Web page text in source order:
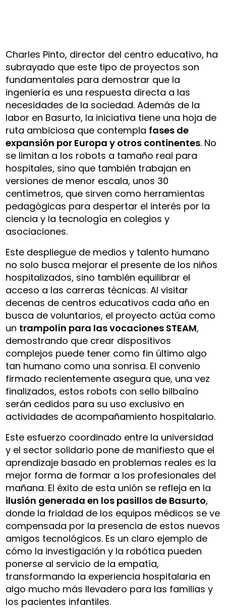
Charles Pinto, director del centro educativo, ha
subrayado que este tipo de proyectos son
fundamentales para demostrar que la
ingeniería es una respuesta directa a las
necesidades de la sociedad. Además de la
labor en Basurto, la iniciativa tiene una hoja de
ruta ambiciosa que contempla fases de
expansión por Europa y otros continentes. No
se limitan a los robots a tamaño real para
hospitales, sino que también trabajan en
versiones de menor escala, unos 30
centímetros, que sirven como herramientas
pedagógicas para despertar el interés por la
ciencia y la tecnología en colegios y
asociaciones.
Este despliegue de medios y talento humano
no solo busca mejorar el presente de los niños
hospitalizados, sino también equilibrar el
acceso a las carreras técnicas. Al visitar
decenas de centros educativos cada año en
busca de voluntarios, el proyecto actúa como
un trampolín para las vocaciones STEAM,
demostrando que crear dispositivos
complejos puede tener como fin último algo
tan humano como una sonrisa. El convenio
firmado recientemente asegura que, una vez
finalizados, estos robots con sello bilbaíno
serán cedidos para su uso exclusivo en
actividades de acompañamiento hospitalario.
Este esfuerzo coordinado entre la universidad
y el sector solidario pone de manifiesto que el
aprendizaje basado en problemas reales es la
mejor forma de formar a los profesionales del
mañana. El éxito de esta unión se refleja en la
ilusión generada en los pasillos de Basurto,
donde la frialdad de los equipos médicos se ve
compensada por la presencia de estos nuevos
amigos tecnológicos. Es un claro ejemplo de
cómo la investigación y la robótica pueden
ponerse al servicio de la empatía,
transformando la experiencia hospitalaria en
algo mucho más llevadero para las familias y
los pacientes infantiles.